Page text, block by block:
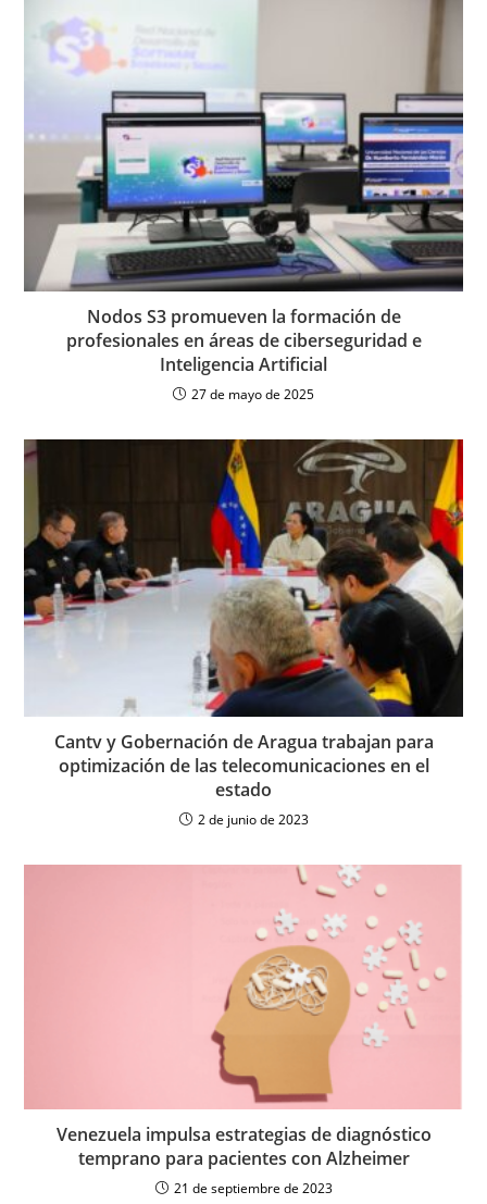
Nodos S3 promueven la formación de
profesionales en áreas de ciberseguridad e
Inteligencia Artificial
27 de mayo de 2025
Cantv y Gobernación de Aragua trabajan para
optimización de las telecomunicaciones en el
estado
2 de junio de 2023
Venezuela impulsa estrategias de diagnóstico
temprano para pacientes con Alzheimer
21 de septiembre de 2023